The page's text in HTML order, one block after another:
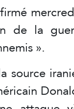
de la
».
source